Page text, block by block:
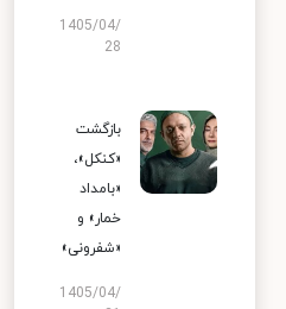
1405/04/
28
بازگشت
«کنکل»،
«بامداد
خمار» و
«شفرونی»
1405/04/